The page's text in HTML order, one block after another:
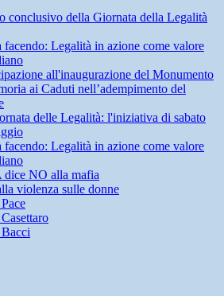
conclusivo della Giornata della Legalità
facendo: Legalità in azione come valore
all'inaugurazione del Monumento
ai Caduti nell’adempimento del
delle Legalità: l'iniziativa di sabato
facendo: Legalità in azione come valore
dice NO alla mafia
violenza sulle donne